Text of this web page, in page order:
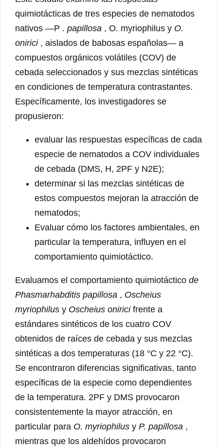
quimiotácticas de tres especies de nematodos
nativos —P . papillosa , O. myriophilus y O.
onirici, aislados de babosas españolas— a
compuestos orgánicos volátiles (COV) de
cebada seleccionados y sus mezclas sintéticas
en condiciones de temperatura contrastantes.
Específicamente, los investigadores se
propusieron:
evaluar las respuestas específicas de cada
especie de nematodos a COV individuales
de cebada (DMS, H, 2PF y N2E);
determinar si las mezclas sintéticas de
estos compuestos mejoran la atracción de
nematodos;
Evaluar cómo los factores ambientales, en
particular la temperatura, influyen en el
comportamiento quimiotáctico.
Evaluamos el comportamiento quimiotáctico de
Phasmarhabditis papillosa , Oscheius
myriophilus y Oscheius oniricifrente a
estándares sintéticos de los cuatro COV
obtenidos de raíces de cebada y sus mezclas
sintéticas a dos temperaturas (18 °C y 22 °C).
Se encontraron diferencias significativas, tanto
específicas de la especie como dependientes
de la temperatura. 2PF y DMS provocaron
consistentemente la mayor atracción, en
particular para O. myriophilus y P. papillosa ,
mientras que los aldehídos provocaron